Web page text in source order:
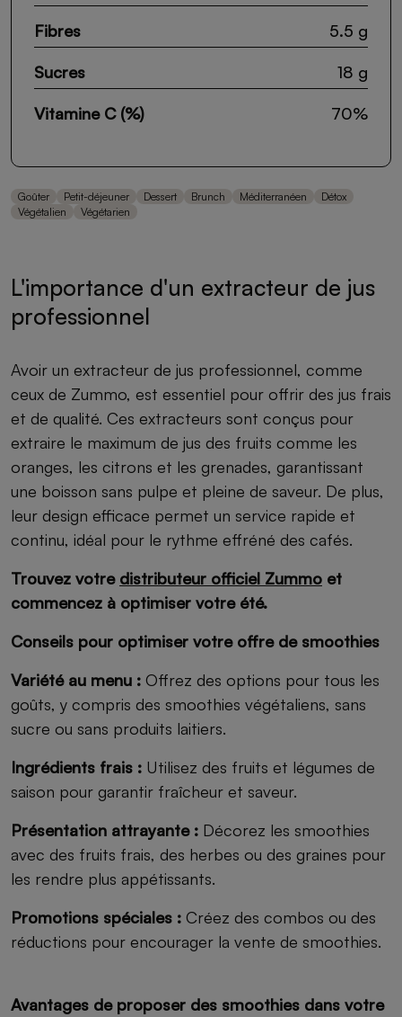
Fibres 5.5 g
Sucres 18 g
Vitamine C (%) 70%
Goûter Petit-déjeuner Dessert Brunch Méditerranéen
Détox
Végétalien
Végétarien
L'importance d'un extracteur de jus
professionnel
Avoir un extracteur de jus professionnel, comme
ceux de Zummo, est essentiel pour offrir des jus frais
et de qualité. Ces extracteurs sont conçus pour
extraire le maximum de jus des fruits comme les
oranges, les citrons et les grenades, garantissant
une boisson sans pulpe et pleine de saveur. De plus,
leur design efficace permet un service rapide et
continu, idéal pour le rythme effréné des cafés.
Trouvez votre distributeur officiel Zummo et
commencez à optimiser votre été.
Conseils pour optimiser votre offre de smoothies
Variété au menu : Offrez des options pour tous les
goûts, y compris des smoothies végétaliens, sans
sucre ou sans produits laitiers.
Ingrédients frais : Utilisez des fruits et légumes de
saison pour garantir fraîcheur et saveur.
Présentation attrayante : Décorez les smoothies
avec des fruits frais, des herbes ou des graines pour
les rendre plus appétissants.
Promotions spéciales : Créez des combos ou des
réductions pour encourager la vente de smoothies.
Avantages de proposer des smoothies dans votre